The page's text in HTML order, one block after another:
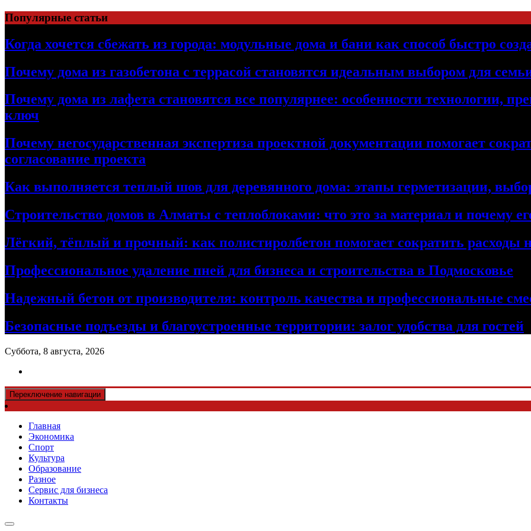
Перейти
к
содержимому
Популярные статьи
Когда хочется сбежать из города: модульные дома и бани как способ быстро
Почему дома из газобетона с террасой становятся идеальным выбором для
Почему дома из лафета становятся все популярнее: особенности технологии,
ключ
Почему негосударственная экспертиза проектной документации помогает
согласование проекта
Как выполняется теплый шов для деревянного дома: этапы герметизации,
Строительство домов в Алматы с теплоблоками: что это за материал и почему
Лёгкий, тёплый и прочный: как полистиролбетон помогает сократить расходы
Профессиональное удаление пней для бизнеса и строительства в Подмосковье
Надежный бетон от производителя: контроль качества и профессиональные
Безопасные подъезды и благоустроенные территории: залог удобства для гостей
Суббота, 8 августа, 2026
Переключение навигации
Главная
Экономика
Спорт
Культура
Образование
Разное
Сервис для бизнеса
Контакты